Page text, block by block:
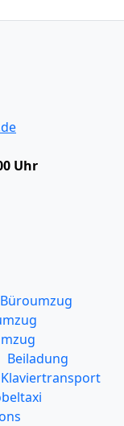
Uhr
Büroumzug
Beiladung
Klaviertransport